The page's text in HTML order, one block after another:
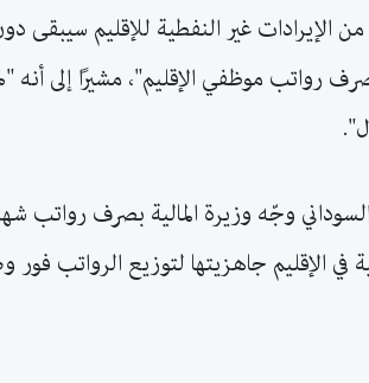
"مبلغ 120 مليار دينار من الإيرادات غير النفطية
صرف رواتب موظفي الإقليم"، مشيرًا إلى أنه
وجّه وزيرة المالية بصرف رواتب
في الإقليم جاهزيتها لتوزيع الرواتب فور